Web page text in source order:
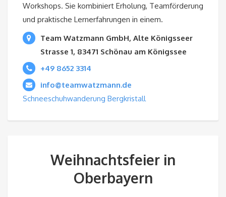
Workshops. Sie kombiniert Erholung, Teamförderung
und praktische Lernerfahrungen in einem.
Team Watzmann GmbH, Alte Königsseer
Strasse 1, 83471 Schönau am Königssee
+49 8652 3314
info@teamwatzmann.de
Schneeschuhwanderung Bergkristall
Weihnachtsfeier in
Oberbayern